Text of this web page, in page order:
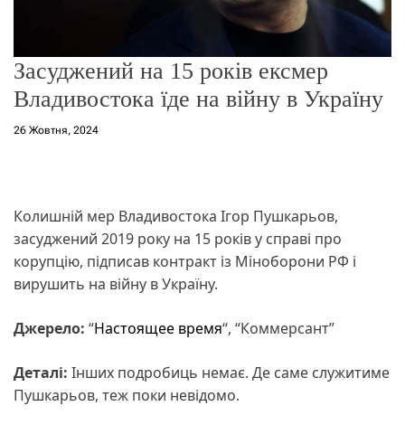
Засуджений на 15 років ексмер
Владивостока їде на війну в Україну
26 Жовтня, 2024
Колишній мер Владивостока Ігор Пушкарьов,
засуджений 2019 року на 15 років у справі про
корупцію, підписав контракт із Міноборони РФ і
вирушить на війну в Україну.
Джерело: “Настоящее время“, “Коммерсант”
Деталі: Інших подробиць немає. Де саме служитиме
Пушкарьов, теж поки невідомо.